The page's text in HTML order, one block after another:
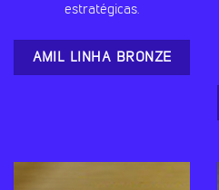
estratégicas.
AMIL LINHA BRONZE